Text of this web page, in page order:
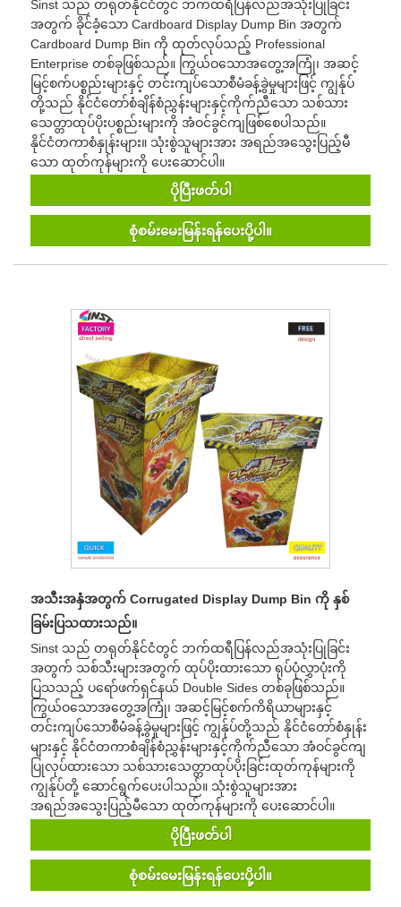
Sinst သည် တရုတ်နိုင်ငံတွင် ဘက်ထရီပြန်လည်အသုံးပြုခြင်း
အတွက် ခိုင်ခံ့သော Cardboard Display Dump Bin အတွက်
Cardboard Dump Bin ကို ထုတ်လုပ်သည့် Professional
Enterprise တစ်ခုဖြစ်သည်။ ကြွယ်ဝသောအတွေ့အကြုံ၊ အဆင့်
မြင့်စက်ပစ္စည်းများနှင့် တင်းကျပ်သောစီမံခန့်ခွဲမှုများဖြင့် ကျွန်ုပ်
တို့သည် နိုင်ငံတော်စံချိန်စံညွှန်းများနှင့်ကိုက်ညီသော သစ်သား
သေတ္တာထုပ်ပိုးပစ္စည်းများကို အံဝင်ခွင်ကျဖြစ်စေပါသည်။
နိုင်ငံတကာစံနှုန်းများ။ သုံးစွဲသူများအား အရည်အသွေးပြည့်မီ
သော ထုတ်ကုန်များကို ပေးဆောင်ပါ။
ပိုပြီးဖတ်ပါ
စုံစမ်းမေးမြန်းရန်ပေးပို့ပါ။
အသီးအနှံအတွက် Corrugated Display Dump Bin ကို နှစ်
ခြမ်းပြသထားသည်။
Sinst သည် တရုတ်နိုင်ငံတွင် ဘက်ထရီပြန်လည်အသုံးပြုခြင်း
အတွက် သစ်သီးများအတွက် ထုပ်ပိုးထားသော ရုပ်ပုံလွှာပုံးကို
ပြသသည့် ပရော်ဖက်ရှင်နယ် Double Sides တစ်ခုဖြစ်သည်။
ကြွယ်ဝသောအတွေ့အကြုံ၊ အဆင့်မြင့်စက်ကိရိယာများနှင့်
တင်းကျပ်သောစီမံခန့်ခွဲမှုများဖြင့် ကျွန်ုပ်တို့သည် နိုင်ငံတော်စံနှုန်း
များနှင့် နိုင်ငံတကာစံချိန်စံညွှန်းများနှင့်ကိုက်ညီသော အံဝင်ခွင်ကျ
ပြုလုပ်ထားသော သစ်သားသေတ္တာထုပ်ပိုးခြင်းထုတ်ကုန်များကို
ကျွန်ုပ်တို့ ဆောင်ရွက်ပေးပါသည်။ သုံးစွဲသူများအား
အရည်အသွေးပြည့်မီသော ထုတ်ကုန်များကို ပေးဆောင်ပါ။
ပိုပြီးဖတ်ပါ
စုံစမ်းမေးမြန်းရန်ပေးပို့ပါ။